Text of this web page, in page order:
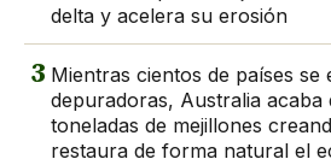
delta y acelera su erosión
3 Mientras cientos de países se
depuradoras, Australia acaba
toneladas de mejillones
restaura de forma natural el